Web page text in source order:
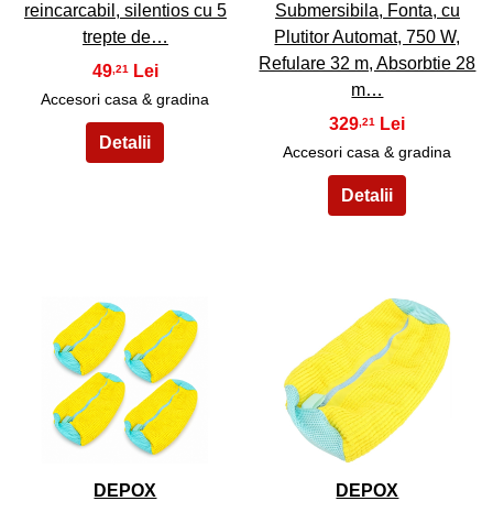
reincarcabil, silentios cu 5
trepte de…
49,21
Accesori casa & gradina
Submersibila, Fonta, cu
Plutitor Automat, 750 W,
Refulare 32 m, Absorbtie 28
m…
329,21
Accesori casa & gradina
9
DEPOX
10
DEPOX